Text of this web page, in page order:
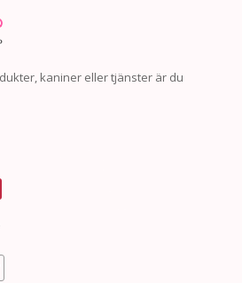
kaniner eller tjänster är du